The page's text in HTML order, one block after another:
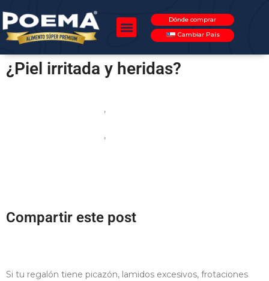
Dónde comprar
Cambiar País
¿Piel irritada y heridas?
,
,
Compartir este post
Si tu regalón tiene picazón, lamidos excesivos, frotaciones